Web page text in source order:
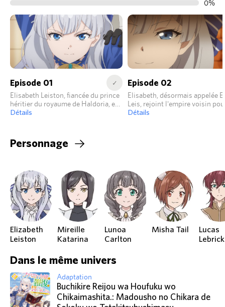
0%
Episode 01 ✓
Elisabeth Leiston, fiancée du prince
héritier du royaume de Haldoria, est
trahie malgré ses efforts…
Détails
Episode 02
Elisabeth, désormais appelée
Leis, rejoint l'empire voisin
préparer sa revanche.
Détails
Personnage
Elizabeth
Leiston
Mireille
Katarina
Lunoa
Carlton
Misha Tail
Lucas
Lebrick
Dans le même univers
Adaptation
Buchikire Reijou wa Houfuku wo
Chikaimashita.: Madousho no Chikara de